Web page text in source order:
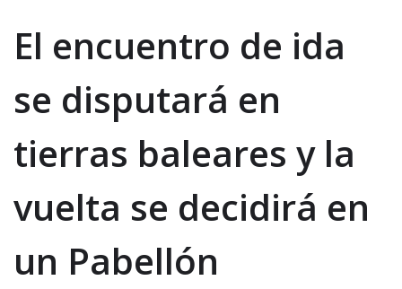
El encuentro de ida
se disputará en
tierras baleares y la
vuelta se decidirá en
un Pabellón